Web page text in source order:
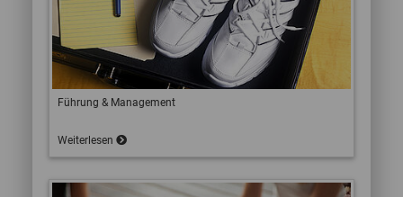
Führung & Management
Weiterlesen